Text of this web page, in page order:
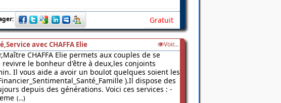
Gratuit
avec CHAFFA Elie Voir...
CHAFFA Elie permets aux couples de se
le bonheur d'être à deux,les conjoints
Il vous aide a avoir un boulot quelques soient les
).Il dispose des
depuis des générations. Voici ces services : -
(...)